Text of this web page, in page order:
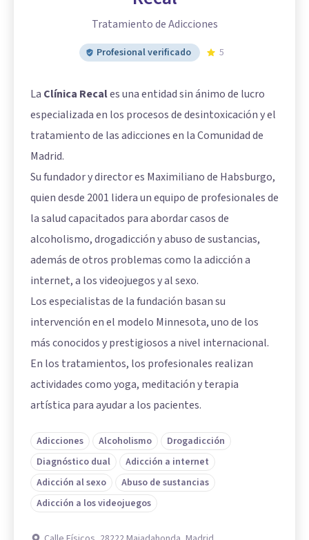
Tratamiento de Adicciones
Profesional verificado 5
La Clínica Recales una entidad sin ánimo de lucro
especializada en los procesos de desintoxicación y el
tratamiento de las adicciones en la Comunidad de
Madrid.
Su fundador y director es Maximiliano de Habsburgo,
quien desde 2001 lidera un equipo de profesionales de
la salud capacitados para abordar casos de
alcoholismo, drogadicción y abuso de sustancias,
además de otros problemas como la adicción a
internet, a los videojuegos y al sexo.
Los especialistas de la fundación basan su
intervención en el modelo Minnesota, uno de los
más conocidos y prestigiosos a nivel internacional.
En los tratamientos, los profesionales realizan
actividades como yoga, meditación y terapia
artística para ayudar a los pacientes.
Adicciones Alcoholismo
Drogadicción
Diagnóstico dual
Adicción a internet
Adicción al sexo
Abuso de sustancias
Adicción a los videojuegos